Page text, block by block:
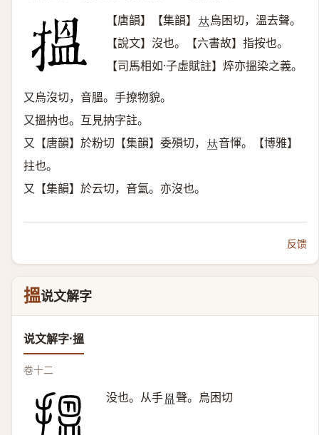
【唐韻】【集韻】 𠀤烏困切，溫去聲。
【說文】沒也。【六書故】指按也。
【司馬相如·子虛賦註】焠亦搵染之義。
又烏沒切，音膃。手撩物貌。
又搵抐也。互見抐字註。
又【唐韻】於粉切【集韻】委殞切， 𠀤音惲。【博雅】
拄也。
又【集韻】於云切，音氳。亦沒也。
反馈
搵说文解字
说文解字·搵
卷十二
没也。从手𥁕聲。烏困切